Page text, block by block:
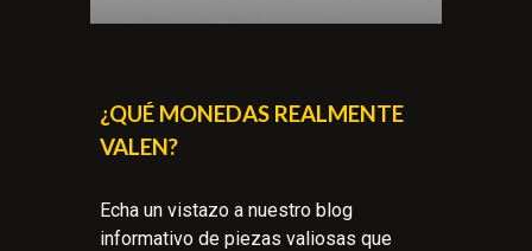
¿QUÉ MONEDAS REALMENTE
VALEN?
Echa un vistazo a nuestro blog
informativo de piezas valiosas que